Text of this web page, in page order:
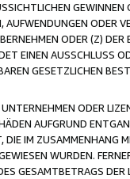
ODER
ODER (Z)
EINEN AUSSCHLUSS
GESETZLICHEN
ODER
AUFGRUND
IM ZUSAMMENHANG
WURDEN.
GESAMTBETRAGS